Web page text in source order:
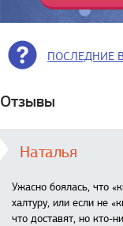
ПОСЛЕДНИЕ
Отзывы
Наталья
Ужасно боялась, что
халтуру, или если не
что доставят, но кто-